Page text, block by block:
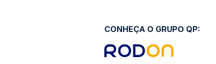
CONHEÇA O GRUPO QP: